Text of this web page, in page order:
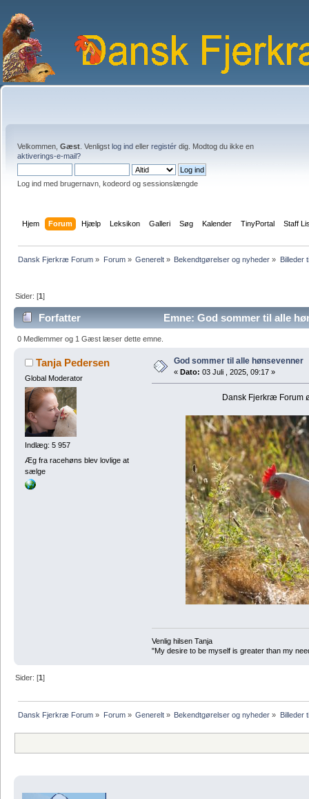
Velkommen, Gæst . Venligst log ind eller registér dig. Modtog du ikke en
aktiverings-e-mail?
Log ind med brugernavn, kodeord og sessionslængde
Hjem Forum Hjælp Leksikon Galleri Søg Kalender TinyPortal Staff
Dansk Fjerkræ Forum » Forum» Generelt» Bekendtgørelser og nyheder » Billeder
Sider: [1]
Forfatter Emne: God sommer til alle
0 Medlemmer og 1 Gæst læser dette emne.
Tanja Pedersen
Global Moderator
Indlæg: 5 957
Æg fra racehøns blev lovlige at
sælge
God sommer til alle hønsevenner
« Dato: 03 Juli , 2025, 09:17 »
Dansk Fjerkræ Forum
Venlig hilsen Tanja
"My desire to be myself is greater than my
Sider: [1]
Dansk Fjerkræ Forum » Forum» Generelt» Bekendtgørelser og nyheder » Billeder